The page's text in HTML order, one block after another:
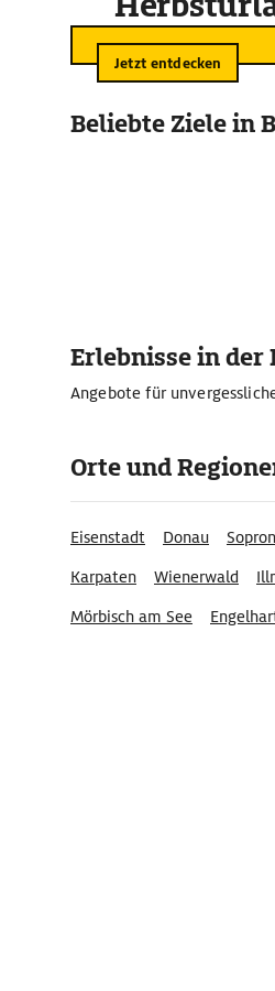
Jetzt entdecken
Beliebte Ziele in
Erlebnisse in der
Angebote für
Orte und
Eisenstadt Donau Sopron
Karpaten
Wienerwald
Mörbisch am See